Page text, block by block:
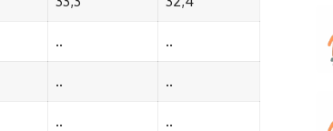
.. ..
.. ..
.. ..